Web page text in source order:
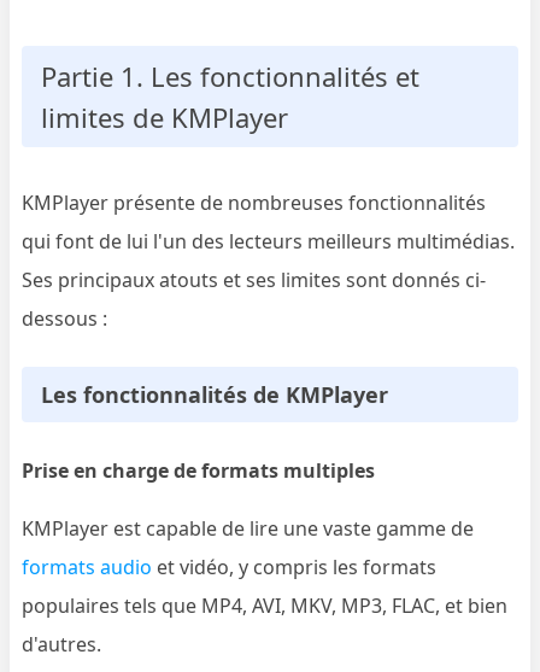
Partie 1. Les fonctionnalités et
limites de KMPlayer
KMPlayer présente de nombreuses fonctionnalités
qui font de lui l'un des lecteurs meilleurs multimédias.
Ses principaux atouts et ses limites sont donnés ci-
dessous :
Les fonctionnalités de KMPlayer
Prise en charge de formats multiples
KMPlayer est capable de lire une vaste gamme de
formats audio et vidéo, y compris les formats
populaires tels que MP4, AVI, MKV, MP3, FLAC, et bien
d'autres.